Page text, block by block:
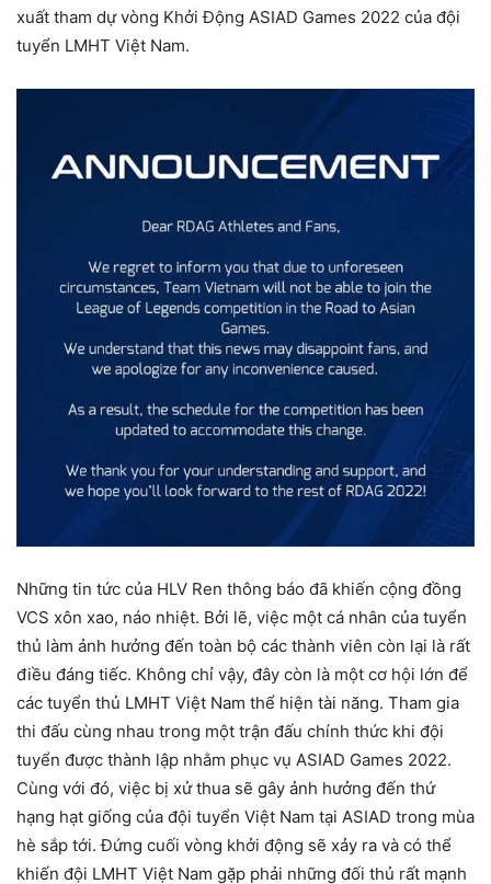
xuất tham dự vòng Khởi Động ASIAD Games 2022 của đội
tuyển LMHT Việt Nam.
Những tin tức của HLV Ren thông báo đã khiến cộng đồng
VCS xôn xao, náo nhiệt. Bởi lẽ, việc một cá nhân của tuyển
thủ làm ảnh hưởng đến toàn bộ các thành viên còn lại là rất
điều đáng tiếc. Không chỉ vậy, đây còn là một cơ hội lớn để
các tuyển thủ LMHT Việt Nam thể hiện tài năng. Tham gia
thi đấu cùng nhau trong một trận đấu chính thức khi đội
tuyển được thành lập nhằm phục vụ ASIAD Games 2022.
Cùng với đó, việc bị xử thua sẽ gây ảnh hưởng đến thứ
hạng hạt giống của đội tuyển Việt Nam tại ASIAD trong mùa
hè sắp tới. Đứng cuối vòng khởi động sẽ xảy ra và có thể
khiến đội LMHT Việt Nam gặp phải những đối thủ rất mạnh